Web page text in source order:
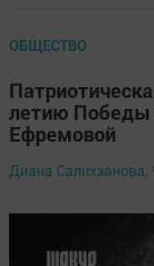
ОБЩЕСТВО
летию Победы
Ефремовой
Диана Салихзанова,